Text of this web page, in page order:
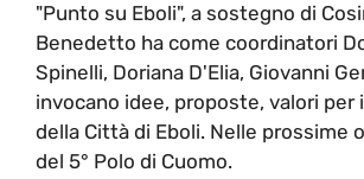
"Punto su Eboli", a sostegno di
Benedetto ha come coordinatori
Spinelli, Doriana D'Elia, Giovanni
invocano idee, proposte, valori per
della Città di Eboli. Nelle prossime
del 5° Polo di Cuomo.